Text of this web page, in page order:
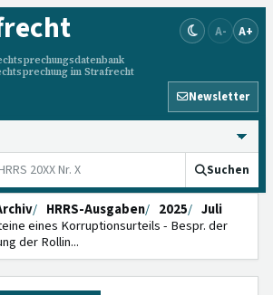
im Strafrecht
A- A+
Newsletter
Suchen
HRRS-Ausgaben 2025
Juli
eines Korruptionsurteils - Bespr. der
der Rollin...